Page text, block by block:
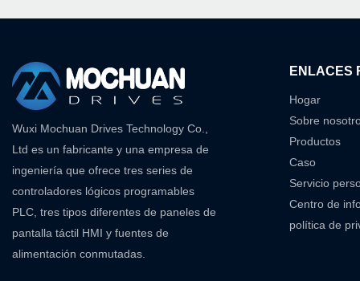
Wuxi Mochuan Drives Technology Co.,
Ltd es un fabricante y una empresa de
ingeniería que ofrece tres series de
controladores lógicos programables
PLC, tres tipos diferentes de paneles de
pantalla táctil HMI y fuentes de
alimentación conmutadas.
ENLACES
Hogar
Sobre
Productos
Caso
Servicio
Centro de
política de